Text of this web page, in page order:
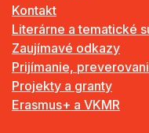
Kontakt
Literárne a tematické
Zaujímavé odkazy
Prijímanie,
Projekty a granty
Erasmus+ a VKMR